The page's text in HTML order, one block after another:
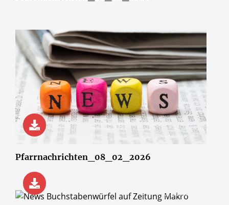
© wsf-sh/Shotshop.com
Pfarrnachrichten_08_02_2026
© wsf-sh/Shotshop.com